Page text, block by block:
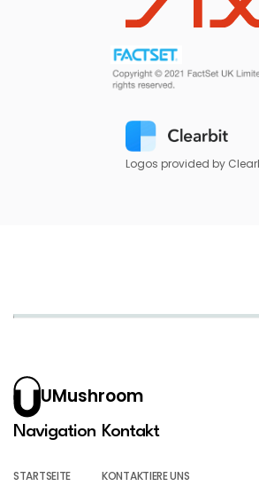
Logos provided by
UMushroom
Navigation
STARTSEITE
Kontakt
KONTAKTIERE UNS